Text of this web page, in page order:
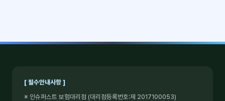
[ 필수안내사항 ]
※ 인슈퍼스트 보험대리점 (대리점등록번호:제 2017100053)